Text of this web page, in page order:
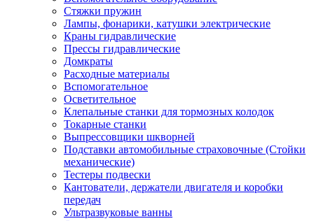
Стяжки пружин
Лампы, фонарики, катушки электрические
Краны гидравлические
Прессы гидравлические
Домкраты
Расходные материалы
Вспомогательное
Осветительное
Клепальные станки для тормозных колодок
Токарные станки
Выпрессовщики шкворней
Подставки автомобильные страховочные (Стойки
механические)
Тестеры подвески
Кантователи, держатели двигателя и коробки
передач
Ультразвуковые ванны